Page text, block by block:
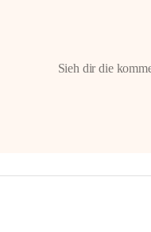
Sieh dir die